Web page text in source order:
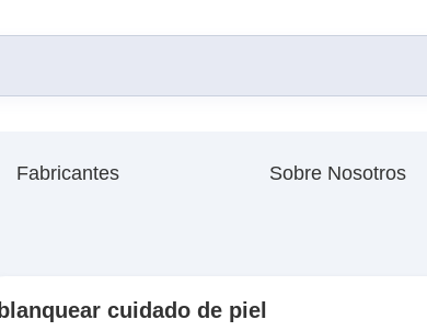
Fabricantes Sobre Nosotros
blanquear cuidado de piel